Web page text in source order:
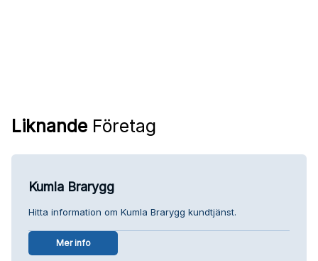
Liknande Företag
Kumla Brarygg
Hitta information om Kumla Brarygg kundtjänst.
Mer info